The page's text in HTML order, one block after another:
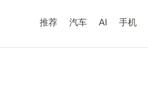
推荐 汽车 AI 手机